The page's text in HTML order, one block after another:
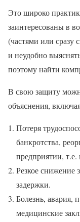
Это широко
заинтересованы в
(частями или сразу
и неудобно
поэтому найти
В свою защиту
объяснения,
Потеря
банкротства,
предприятии,
Резкое снижение
задержки.
Болезнь, авария,
медицинские